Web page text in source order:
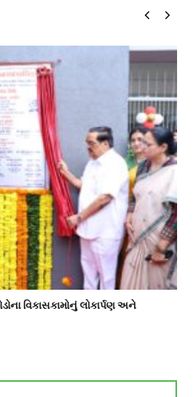
વિકાસકામોનું લોકાર્પણ અને